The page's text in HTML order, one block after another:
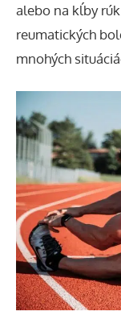
alebo na kĺby
reumatických
mnohých